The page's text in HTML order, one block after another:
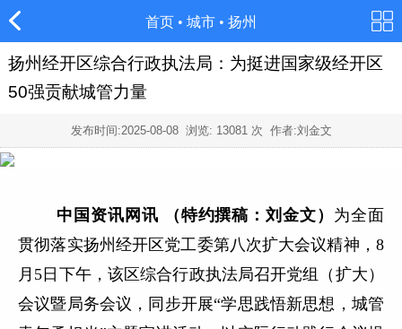
首页 • 城市 • 扬州
扬州经开区综合行政执法局：为挺进国家级经开区
50强贡献城管力量
发布时间:2025-08-08浏览: 13081 次 作者:刘金文
中国资讯网讯 （特约撰稿：刘金文） 为全面
贯彻落实扬州经开区党工委第八次扩大会议精神， 8
月 5 日下午， 该区综合行政执法局召开党组（扩大）
会议暨局务会议，同步开展“学思践悟新思想，城管